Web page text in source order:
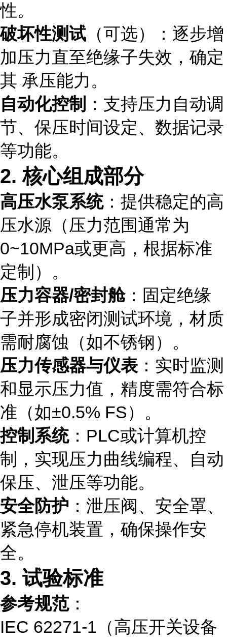
性。
破坏性测试 （可选）：逐步增
加压力直至绝缘子失效，确定
其 承压能力。
自动化控制 ：支持压力自动调
节、保压时间设定、数据记录
等功能。
2. 核心组成部分
高压水泵系统：提供稳定的高
压水源（压力范围通常为
0~10MPa或更高，根据标准
定制）。
压力容器/密封舱：固定绝缘
子并形成密闭测试环境，材质
需耐腐蚀（如不锈钢）。
压力传感器与仪表 ：实时监测
和显示压力值，精度需符合标
准（如±0.5% FS）。
控制系统：PLC或计算机控
制，实现压力曲线编程、自动
保压、泄压等功能。
安全防护 ：泄压阀、安全罩、
紧急停机装置，确保操作安
全。
3. 试验标准
参考规范：
IEC 62271-1（高压开关设备